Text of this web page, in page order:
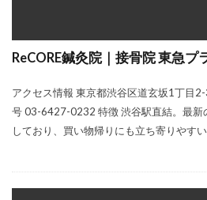
ReCORE鍼灸院｜接骨院 東急プ
アクセス情報 東京都渋谷区道玄坂1丁目
号 03-6427-0232 特徴 渋谷駅直結。最新
しており、買い物帰りにも立ち寄りやす